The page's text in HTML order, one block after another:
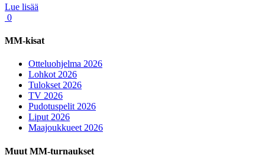
Lue lisää
0
MM-kisat
Otteluohjelma 2026
Lohkot 2026
Tulokset 2026
TV 2026
Pudotuspelit 2026
Liput 2026
Maajoukkueet 2026
Muut MM-turnaukset